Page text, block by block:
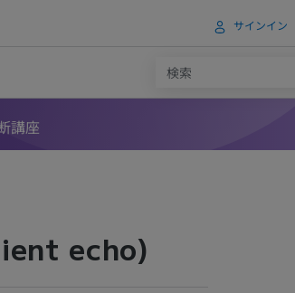
サインイン
講座
echo)